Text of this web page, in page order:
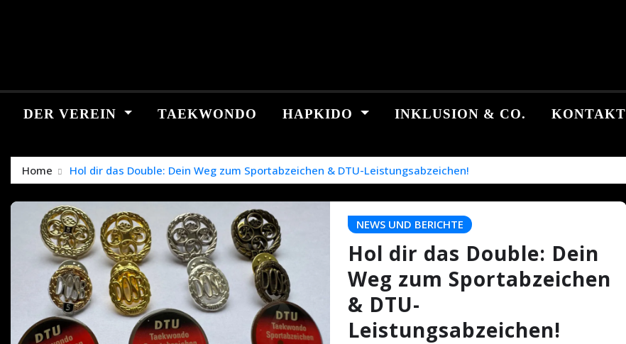
DER VEREIN TAEKWONDO HAPKIDO INKLUSION & CO. KONTAKT
Home Hol dir das Double: Dein Weg zum Sportabzeichen & DTU-Leistungsabzeichen!
NEWS UND BERICHTE
Hol dir das Double: Dein
Weg zum Sportabzeichen
& DTU-
Leistungsabzeichen!